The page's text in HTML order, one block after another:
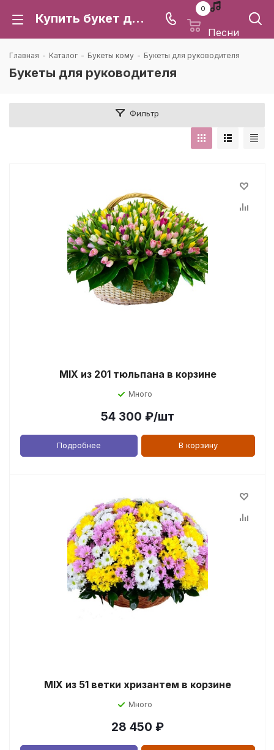
Купить букет для руководителя с доставкой по г. Воронеж, Воронежской области | Только свежие цветы
0
Песни
Главная - Каталог - Букеты кому - Букеты для руководителя
Букеты для руководителя
Фильтр
MIX из 201 тюльпана в корзине
Много
54 300 ₽/шт
Подробнее В корзину
MIX из 51 ветки хризантем в корзине
Много
28 450 ₽